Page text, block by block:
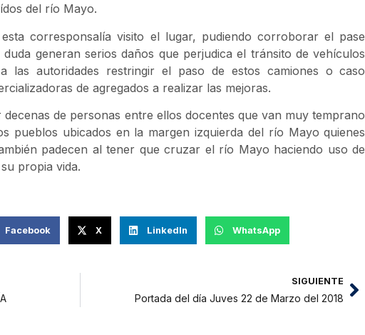
del río Mayo.
corresponsalía visito el lugar, pudiendo corroborar el pase
generan serios daños que perjudica el tránsito de vehículos
las autoridades restringir el paso de estos camiones o caso
de agregados a realizar las mejoras.
de personas entre ellos docentes que van muy temprano
pueblos ubicados en la margen izquierda del río Mayo quienes
padecen al tener que cruzar el río Mayo haciendo uso de
propia vida.
Facebook X LinkedIn WhatsApp
SIGUIENTE
Portada del día Juves 22 de Marzo del 2018